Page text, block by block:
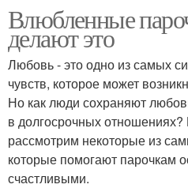
Влюбленные
делают это
Любовь - это одно из самых
чувств, которое может
Но как люди сохраняют
в долгосрочных отношениях?
рассмотрим некоторые из
которые помогают парочкам
счастливыми.